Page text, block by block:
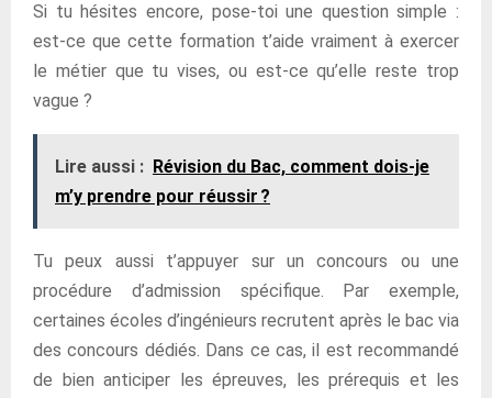
Si tu hésites encore, pose-toi une question simple :
est-ce que cette formation t’aide vraiment à exercer
le métier que tu vises, ou est-ce qu’elle reste trop
vague ?
Lire aussi : Révision du Bac, comment dois-je
m’y prendre pour réussir ?
Tu peux aussi t’appuyer sur un concours ou une
procédure d’admission spécifique. Par exemple,
certaines écoles d’ingénieurs recrutent après le bac via
des concours dédiés. Dans ce cas, il est recommandé
de bien anticiper les épreuves, les prérequis et les